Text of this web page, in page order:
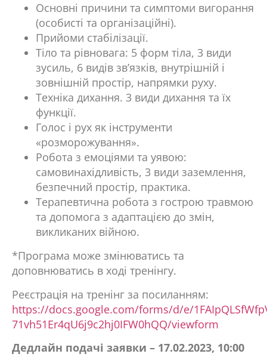
Основні причини та симптоми вигорання
(особисті та організаційні).
Прийоми стабілізації.
Тіло та рівновага: 5 форм тіла, 3 види
зусиль, 6 видів зв’язків, внутрішній і
зовнішній простір, напрямки руху.
Техніка дихання. 3 види дихання та їх
функції.
Голос і рух як інструменти
«розморожування».
Робота з емоціями та уявою:
самовинахідливість, 3 види заземлення,
безпечний простір, практика.
Терапевтична робота з гострою травмою
та допомога з адаптацією до змін,
викликаних війною.
*Програма може змінюватись та
доповнюватись в ході тренінгу.
Реєстрація на тренінг за посиланням:
https://docs.google.com/forms/d/e/
71vh51Er4qU6j9c2hj0IFW0hQQ/viewform
Дедлайн подачі заявки – 17.02.2023, 10:00